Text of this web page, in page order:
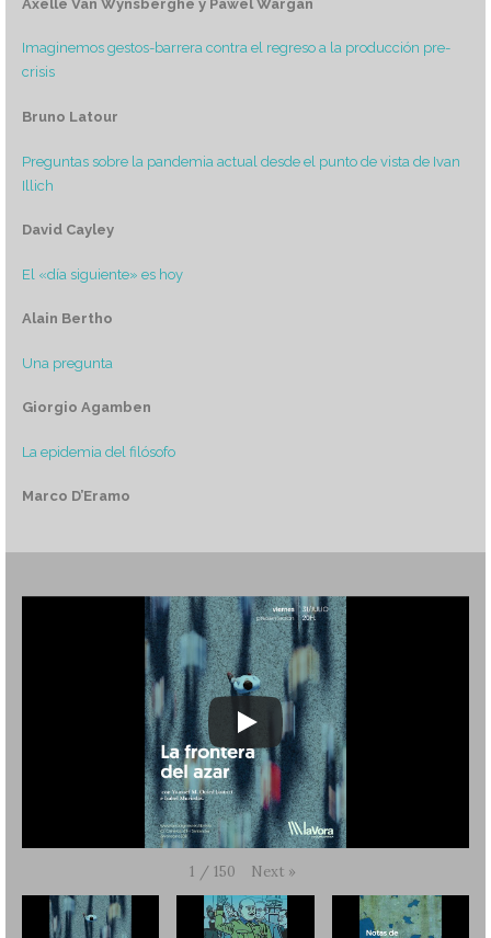
Axelle Van Wynsberghe y Pawel Wargan
Imaginemos gestos-barrera contra el regreso a la producción pre-
crisis
Bruno Latour
Preguntas sobre la pandemia actual desde el punto de vista de Ivan
Illich
David Cayley
El «día siguiente» es hoy
Alain Bertho
Una pregunta
Giorgio Agamben
La epidemia del filósofo
Marco D’Eramo
1 / 150 Next »